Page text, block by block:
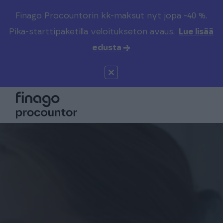
Finago Procountorin kk-maksut nyt jopa -40 %.
Pika-starttipaketilla veloitukseton avaus.
Lue lisää
edusta →
Etsi sivustolta
Valitse kieli
Global (EN)
Kirjaudu
Solo
Sopimuskone
Kenelle
Tilitoimistoille